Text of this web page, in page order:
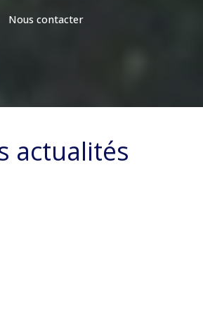
Nous contacter
actualités